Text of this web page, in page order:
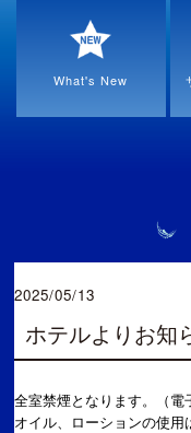
What's New
2025/05/13
ホテルよりお知
全室禁煙となります。（電
オイル、ローションの使用